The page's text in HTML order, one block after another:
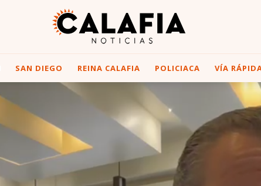
SAN DIEGO REINA CALAFIA POLICIACA VÍA